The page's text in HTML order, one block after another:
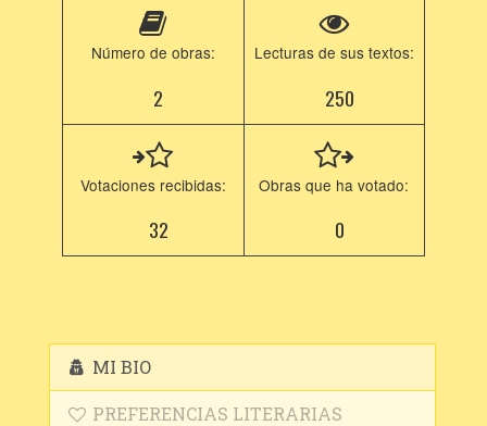
Número de obras:
2
Lecturas de sus textos:
250
Votaciones recibidas:
32
Obras que ha votado:
0
MI BIO
PREFERENCIAS LITERARIAS